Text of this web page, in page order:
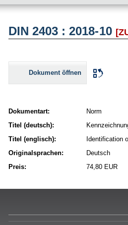
DIN 2403 : 2018-10
Dokument öffnen
Dokumentart:
Norm
Titel (deutsch):
Titel (englisch):
Identification
Originalsprachen:
Deutsch
Preis:
74,80 EUR